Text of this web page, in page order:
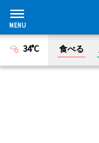
34°C 食べる